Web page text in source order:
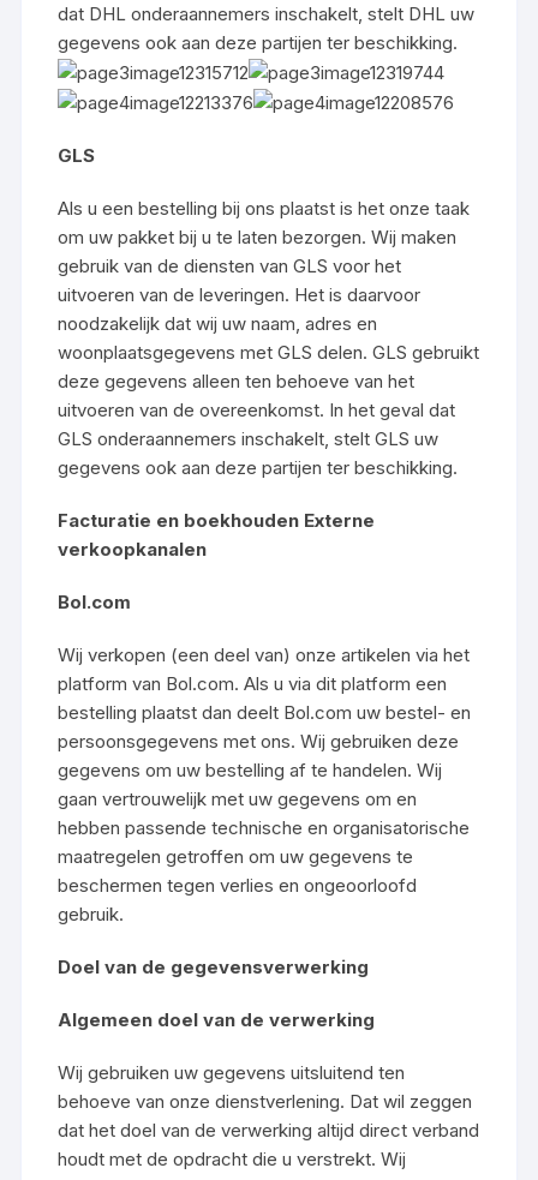
dat DHL onderaannemers inschakelt, stelt DHL uw
gegevens ook aan deze partijen ter beschikking.
GLS
Als u een bestelling bij ons plaatst is het onze taak
om uw pakket bij u te laten bezorgen. Wij maken
gebruik van de diensten van GLS voor het
uitvoeren van de leveringen. Het is daarvoor
noodzakelijk dat wij uw naam, adres en
woonplaatsgegevens met GLS delen. GLS gebruikt
deze gegevens alleen ten behoeve van het
uitvoeren van de overeenkomst. In het geval dat
GLS onderaannemers inschakelt, stelt GLS uw
gegevens ook aan deze partijen ter beschikking.
Facturatie en boekhouden Externe
verkoopkanalen
Bol.com
Wij verkopen (een deel van) onze artikelen via het
platform van Bol.com. Als u via dit platform een
bestelling plaatst dan deelt Bol.com uw bestel- en
persoonsgegevens met ons. Wij gebruiken deze
gegevens om uw bestelling af te handelen. Wij
gaan vertrouwelijk met uw gegevens om en
hebben passende technische en organisatorische
maatregelen getroffen om uw gegevens te
beschermen tegen verlies en ongeoorloofd
gebruik.
Doel van de gegevensverwerking
Algemeen doel van de verwerking
Wij gebruiken uw gegevens uitsluitend ten
behoeve van onze dienstverlening. Dat wil zeggen
dat het doel van de verwerking altijd direct verband
houdt met de opdracht die u verstrekt. Wij